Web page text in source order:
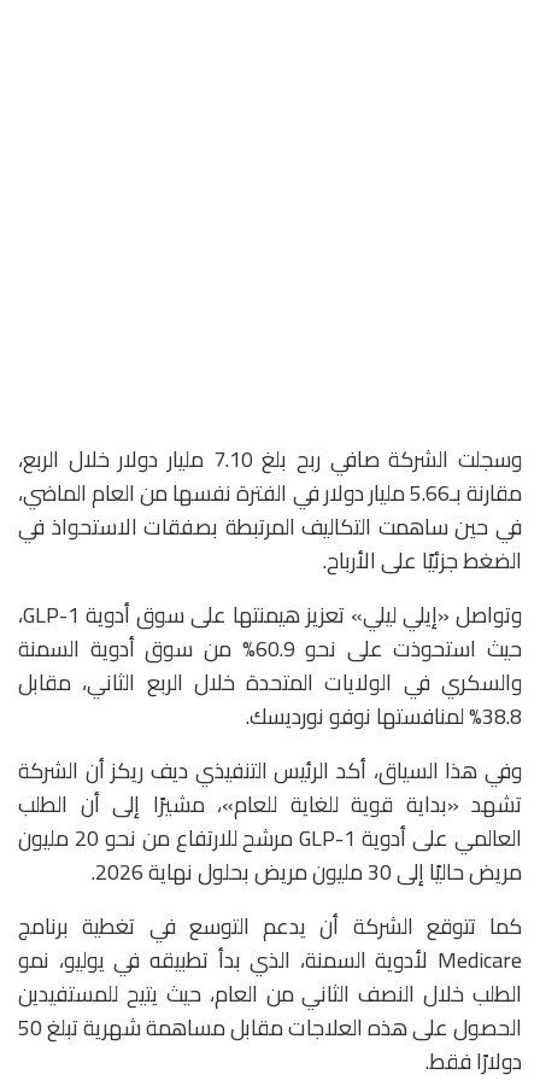
وسجلت الشركة صافي ربح بلغ 7.10 مليار دولار خلال الربع،
مقارنة بـ5.66 مليار دولار في الفترة نفسها من العام الماضي،
في حين ساهمت التكاليف المرتبطة بصفقات الاستحواذ في
الضغط جزئيًا على الأرباح.
وتواصل «إيلي ليلي» تعزيز هيمنتها على سوق أدوية GLP-1،
حيث استحوذت على نحو 60.9% من سوق أدوية السمنة
والسكري في الولايات المتحدة خلال الربع الثاني، مقابل
38.8% لمنافستها
نوفو نورديسك.
وفي هذا السياق، أكد الرئيس التنفيذي ديف ريكز أن الشركة
تشهد «بداية قوية للغاية للعام»، مشيرًا إلى أن الطلب
العالمي على أدوية GLP-1 مرشح للارتفاع من نحو 20 مليون
مريض حاليًا إلى 30 مليون مريض بحلول نهاية 2026.
كما تتوقع الشركة أن يدعم التوسع في تغطية برنامج
Medicare لأدوية السمنة، الذي بدأ تطبيقه في يوليو، نمو
الطلب خلال النصف الثاني من العام، حيث يتيح للمستفيدين
الحصول على هذه العلاجات مقابل مساهمة شهرية تبلغ 50
دولارًا فقط.